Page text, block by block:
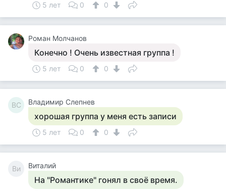
5 лет 0 0
Роман Молчанов
Конечно ! Очень известная группа !
5 лет 0 0
ВС Владимир Слепнев
хорошая группа у меня есть записи
5 лет 0 0
Ви Виталий
На "Романтике" гонял в своё время.